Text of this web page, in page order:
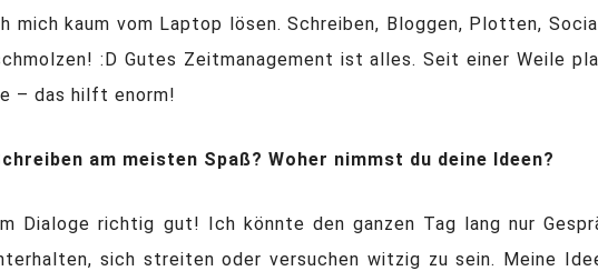
mich kaum vom Laptop lösen. Schreiben, Bloggen, Plotten,
:D Gutes Zeitmanagement ist alles. Seit einer Weile
– das hilft enorm!
am meisten Spaß? Woher nimmst du deine Ideen?
Dialoge richtig gut! Ich könnte den ganzen Tag lang nur
sich streiten oder versuchen witzig zu sein. Meine